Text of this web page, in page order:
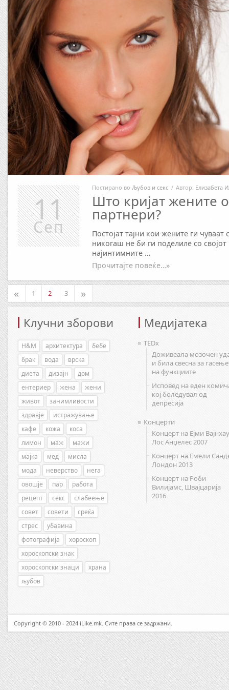
Постирано во Љубов и секс / Автор: Елизабета
Што кријат жените
партнери?
Постојат тајни кои жените ги
никогаш не би ги поделиле со
најинтимните …
Прочитајте повеќе…»
11
Сеп
« 1 2 3 »
Клучни зборови
H&M архитектура
бебе
брак
вода
врска
диета
дизајн
дом
ентериер
жена
жени
живот
занимливости
здравје
истражување
кафе
кожа
коса
лимон
маж
мажи
мајка
мед
мисла
мода
неверство
нега
овошје
пар
работа
рецепт
секс
слабеење
совет
совети
среќа
стрес
убавина
фотографија
хороскоп
хороскопски знак
хороскопски знаци
храна
љубов
Медијатека
TEDx
Доживеала мозочен
и била свесна за
на функциите
Исповед на еден
кој боледувал од
депресија
Концерти
Концерт на Ејми
Лос Анџелес 2007
Концерт на Емели
Лондон 2013
Концерт на Роби
Вилијамс, Швајцарија
2016
Copyright © 2010 - 2024 iLike.mk. Сите права се задржани.